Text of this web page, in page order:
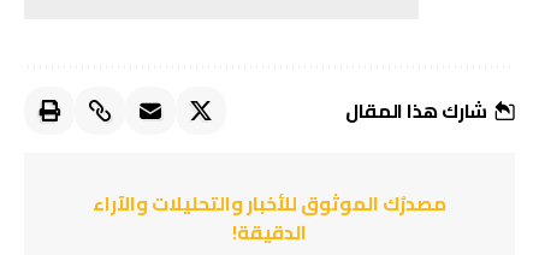
شارك هذا المقال
مصدرُك الموثوق للأخبار والتحليلات والآراء
الدقيقة!